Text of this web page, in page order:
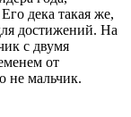
дека такая же,
достижений. На
с двумя
от
не мальчик.